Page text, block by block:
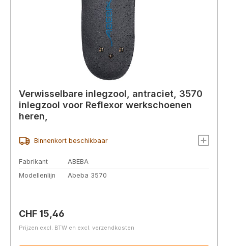
Verwisselbare inlegzool, antraciet, 3570
inlegzool voor Reflexor werkschoenen
heren,
Binnenkort beschikbaar
Fabrikant
ABEBA
Modellenlijn
Abeba 3570
Normale prijs:
CHF 15,46
Prijzen excl. BTW en excl. verzendkosten